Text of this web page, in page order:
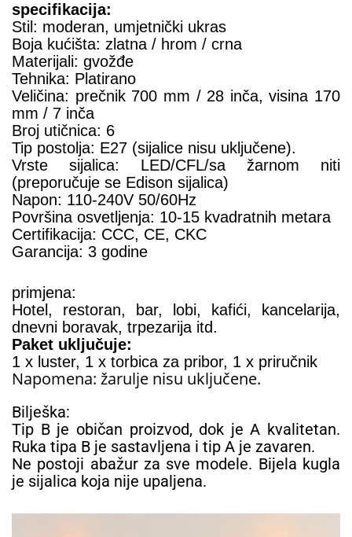
specifikacija:
Stil: moderan, umjetnički ukras
Boja kućišta: zlatna / hrom / crna
Materijali: gvožđe
Tehnika: Platirano
Veličina: prečnik 700 mm / 28 inča, visina 170
mm / 7 inča
Broj utičnica: 6
Tip postolja: E27 (sijalice nisu uključene).
Vrste sijalica: LED/CFL/sa žarnom niti
(preporučuje se Edison sijalica)
Napon: 110-240V 50/60Hz
Površina osvetljenja: 10-15 kvadratnih metara
Certifikacija: CCC, CE, CKC
Garancija: 3 godine
primjena:
Hotel, restoran, bar, lobi, kafići, kancelarija,
dnevni boravak, trpezarija itd.
Paket uključuje:
1 x luster, 1 x torbica za pribor, 1 x priručnik
Napomena: žarulje nisu uključene.
Bilješka:
Tip B je običan proizvod, dok je A kvalitetan.
Ruka tipa B je sastavljena i tip A je zavaren.
Ne postoji abažur za sve modele. Bijela kugla
je sijalica koja nije upaljena.